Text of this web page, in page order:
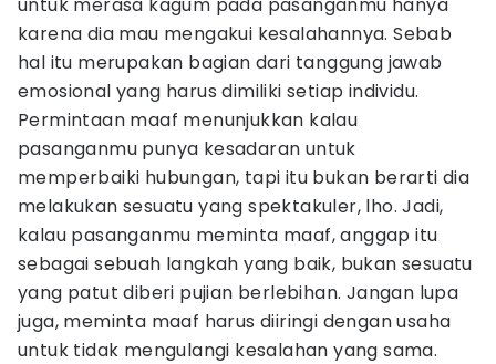
karena dia mau mengakui kesalahannya. Sebab
hal itu merupakan bagian dari tanggung jawab
emosional yang harus dimiliki setiap individu.
Permintaan maaf menunjukkan kalau
pasanganmu punya kesadaran untuk
memperbaiki hubungan, tapi itu bukan berarti dia
melakukan sesuatu yang spektakuler, lho. Jadi,
kalau pasanganmu meminta maaf, anggap itu
sebagai sebuah langkah yang baik, bukan sesuatu
yang patut diberi pujian berlebihan. Jangan lupa
juga, meminta maaf harus diiringi dengan usaha
untuk tidak mengulangi kesalahan yang sama.